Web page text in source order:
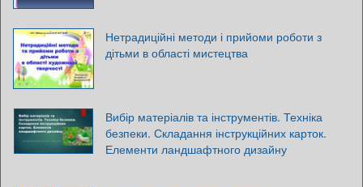
Нетрадиційні методи і прийоми роботи з
дітьми в області мистецтва
Вибір матеріалів та інструментів. Техніка
безпеки. Складання інструкційних карток.
Елементи ландшафтного дизайну